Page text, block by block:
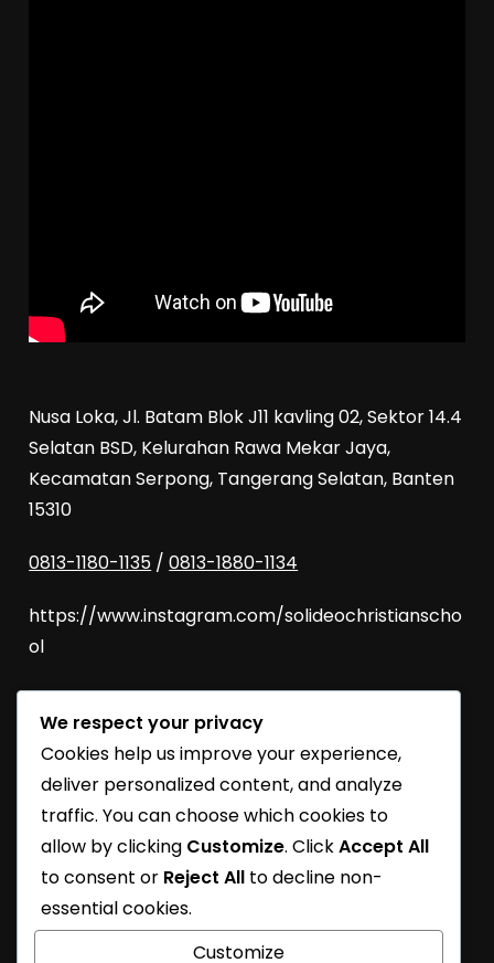
Nusa Loka, Jl. Batam Blok J11 kavling 02, Sektor 14.4
Selatan BSD, Kelurahan Rawa Mekar Jaya,
Kecamatan Serpong, Tangerang Selatan, Banten
15310
0813-1180-1135 /0813-1880-1134
https://www.instagram.com/solideochristianscho
ol
SoliDEO Open House 2027/2028 | BSD
SoliDEO High School Raih Kelulusan 100% untuk
Angkatan 2026
SoliDEO School Turns 31
Learning Journey
SoliDEO School At Future Essential Exhibition
We respect your privacy
Cookies help us improve your experience,
deliver personalized content, and analyze
traffic. You can choose which cookies to
allow by clicking Customize. ClickAccept All
to consent or Reject All to decline non-
essential cookies.
Customize